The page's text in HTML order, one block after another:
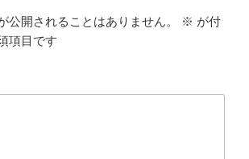
公開されることはありません。 ※ が付
項目です